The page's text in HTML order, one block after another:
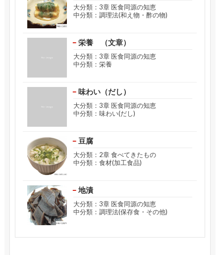
大分類：3章 医食同源の知恵
中分類：調理法(和え物・酢の物)
栄養 （文章）
大分類：3章 医食同源の知恵
中分類：栄養
味わい（だし）
大分類：3章 医食同源の知恵
中分類：味わい(だし)
豆腐
大分類：2章 食べてきたもの
中分類：食材(加工食品)
地漬
大分類：3章 医食同源の知恵
中分類：調理法(保存食・その他)